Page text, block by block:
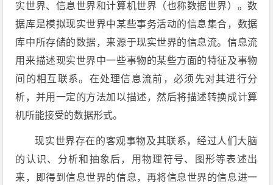
实世界、信息世界和计算机世界（也称数据世界）。数
据库是模拟现实世界中某些事务活动的信息集合，数据
库中所存储的数据，来源于现实世界的信息流。信息流
用来描述现实世界中一些事物的某些方面的特征及事物
间的相互联系。在处理信息流前，必须先对其进行分
析，并用一定的方法加以描述，然后将描述转换成计算
机所能接受的数据形式。
现实世界存在的客观事物及其联系，经过人们大脑
的认识、分析和抽象后，用物理符号、图形等表述出
来，即得到信息世界的信息，再将信息世界的信息进一